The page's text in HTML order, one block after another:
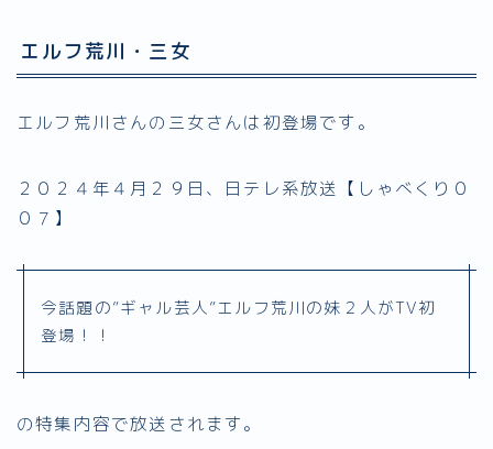
エルフ荒川・三女
エルフ荒川さんの三女さんは初登場です。
２０２４年４月２９日、日テレ系放送【しゃべくり０
０７】
今話題の”ギャル芸人”エルフ荒川の妹２人がTV初
登場！！
の特集内容で放送されます。